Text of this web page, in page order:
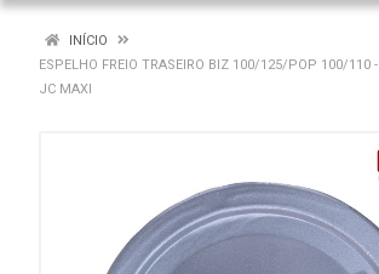
INÍCIO
ESPELHO FREIO TRASEIRO BIZ 100/125/POP 100/110 -
JC MAXI